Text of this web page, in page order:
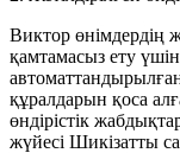
Виктор өнімдердің
қамтамасыз ету
құралдарын қоса
өндірістік
жүйесі Шикізатты